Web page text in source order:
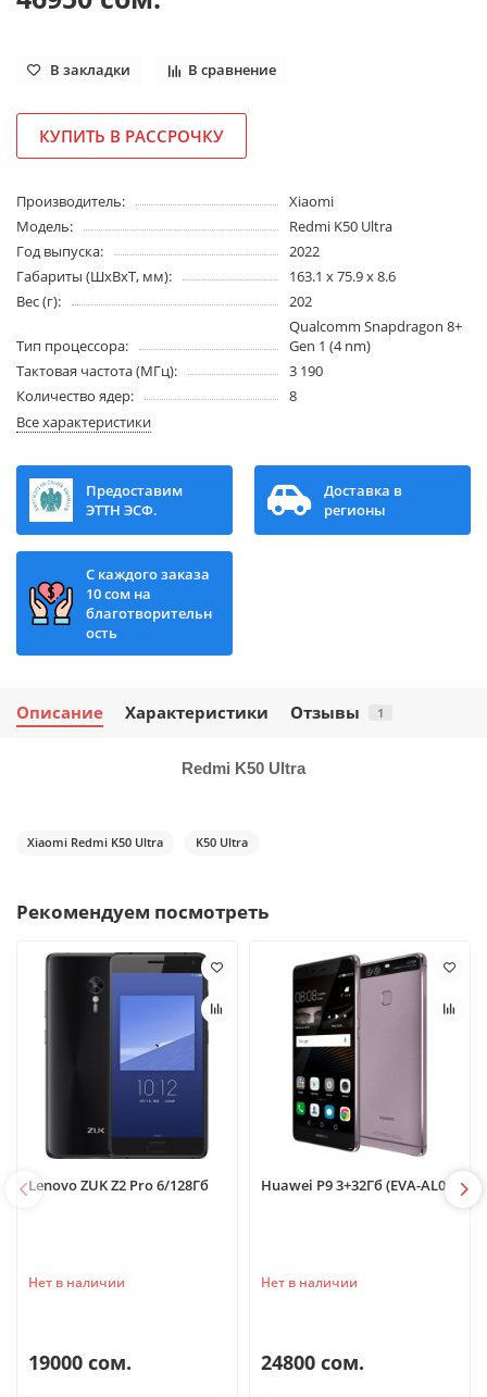
В закладки В сравнение
КУПИТЬ В РАССРОЧКУ
Производитель:
Xiaomi
Модель:
Redmi K50 Ultra
Год выпуска:
2022
Габариты (ШхВхТ, мм):
163.1 x 75.9 x 8.6
Вес (г):
202
Тип процессора:
Qualcomm Snapdragon 8+
Gen 1 (4 nm)
Тактовая частота (МГц):
3 190
Количество ядер:
8
Все характеристики
Предоставим
ЭТТН ЭСФ.
Доставка в
регионы
С каждого заказа
10 сом на
благотворительн
ость
Описание Характеристики Отзывы 1
Redmi K50 Ultra
Xiaomi Redmi K50 Ultra K50 Ultra
Рекомендуем посмотреть
Lenovo ZUK Z2 Pro 6/128Гб
Нет в наличии
19000 сом.
Huawei P9 3+32Гб (EVA-AL00)
Нет в наличии
24800 сом.